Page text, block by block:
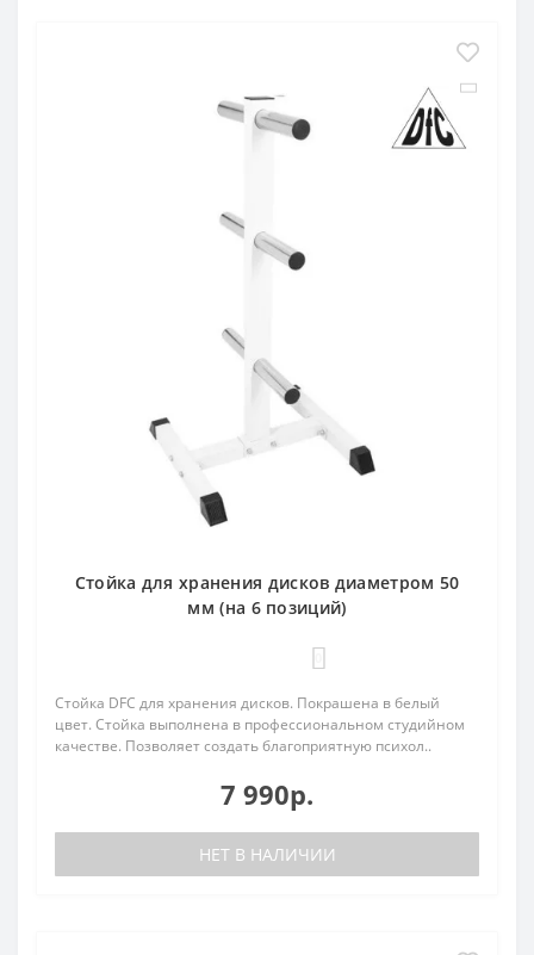
Стойка для хранения дисков диаметром 50
мм (на 6 позиций)
Стойка DFC для хранения дисков. Покрашена в белый
цвет. Стойка выполнена в профессиональном студийном
качестве. Позволяет создать благоприятную психол..
7 990р.
НЕТ В НАЛИЧИИ